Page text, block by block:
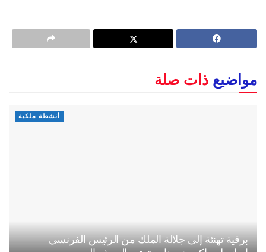
مواضيع ذات صلة
أنشطة ملكية
برقية تهنئة إلى جلالة الملك من الرئيس الفرنسي